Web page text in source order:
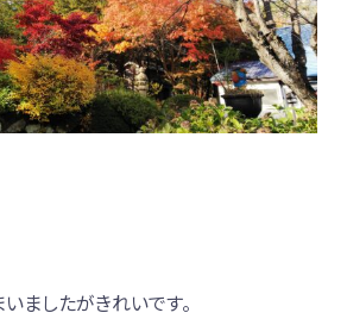
ましたがきれいです。